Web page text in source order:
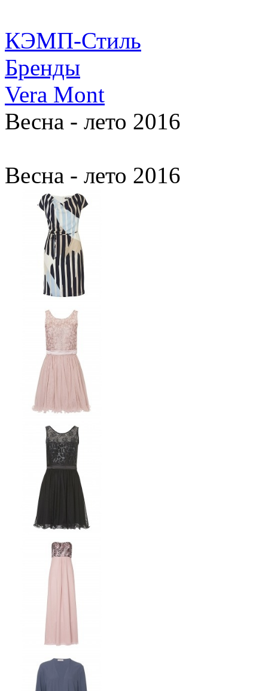
КЭМП-Стиль
Бренды
Vera Mont
Весна - лето 2016
Весна - лето 2016